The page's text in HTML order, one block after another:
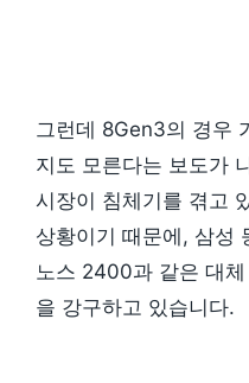
그런데 8Gen3의 경우
지도 모른다는 보도가
시장이 침체기를 겪고
상황이기 때문에, 삼성
노스 2400과 같은 대
을 강구하고 있습니다.